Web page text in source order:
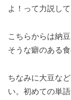
よ！って力説し
こちらからは納
そうな癖のある
ちなみに大豆な
い。初めての単